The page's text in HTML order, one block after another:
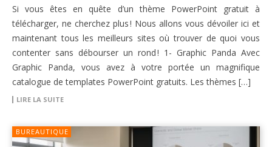
Si vous êtes en quête d’un thème PowerPoint gratuit à
télécharger, ne cherchez plus ! Nous allons vous dévoiler ici et
maintenant tous les meilleurs sites où trouver de quoi vous
contenter sans débourser un rond ! 1- Graphic Panda Avec
Graphic Panda, vous avez à votre portée un magnifique
catalogue de templates PowerPoint gratuits. Les thèmes […]
LIRE LA SUITE
BUREAUTIQUE